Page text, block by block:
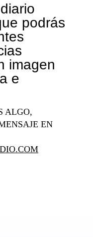
podrás
imagen
e
ALGO,
EN